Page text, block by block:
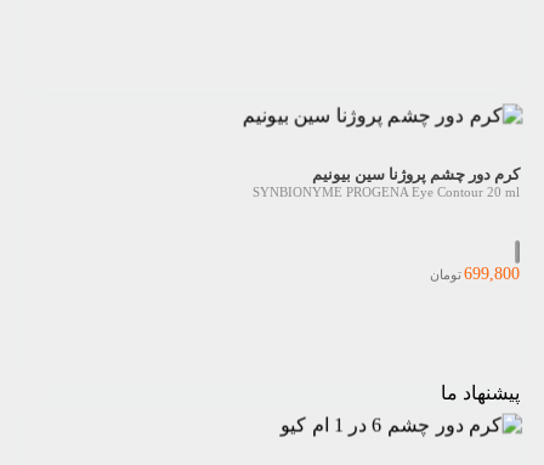
کرم دور چشم پروژنا سین بیونیم
SYNBIONYME PROGENA Eye Contour 20 ml
699,800تومان
پیشنهاد ما